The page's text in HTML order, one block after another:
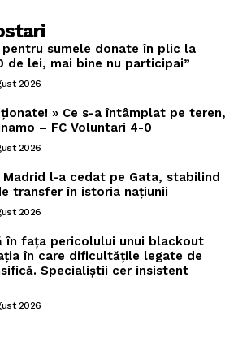
pentru sumele donate în plic la
de lei, mai bine nu participai”
2026
» Ce s-a întâmplat pe teren,
– FC Voluntari 4-0
2026
l-a cedat pe Gata, stabilind
transfer în istoria națiunii
2026
în fața pericolului unui blackout
în care dificultățile legate de
Specialiștii cer insistent
2026